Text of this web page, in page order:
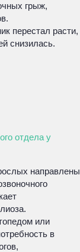
грыж,
перестал расти,
снизилась.
отдела у
направлены
или
в